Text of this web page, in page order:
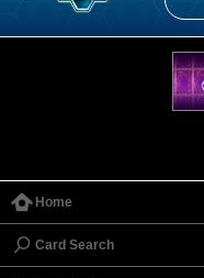
Home
Card Search